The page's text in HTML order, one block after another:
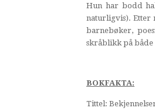
Hun har bodd
naturligvis). Etter
barnebøker,
skråblikk på
BOKFAKTA:
Tittel: